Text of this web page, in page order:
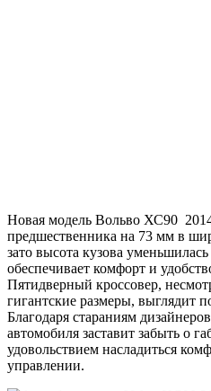
Новая модель Вольво ХС90
предшественника на 73 мм в
зато высота кузова
обеспечивает комфорт и
Пятидверный кроссовер,
гигантские размеры, выглядит
Благодаря стараниям
автомобиля заставит забыть о
удовольствием насладиться
управлении.